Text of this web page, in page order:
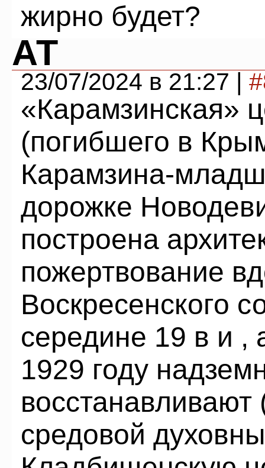
жирно будет?
АТ
23/07/2024 в 21:27 |
«Карамзинская»
(погибшего в
Карамзина-
дорожке
построена
пожертвование
Воскресенского
середине 19 в и ,
1929 году
восстанавливают
средовой